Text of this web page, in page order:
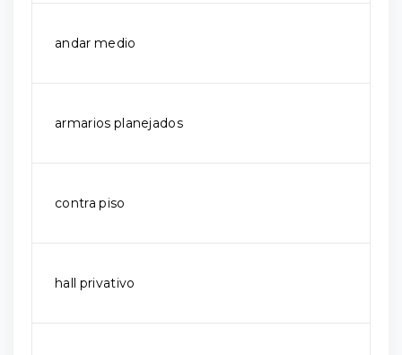
andar medio
armarios planejados
contra piso
hall privativo